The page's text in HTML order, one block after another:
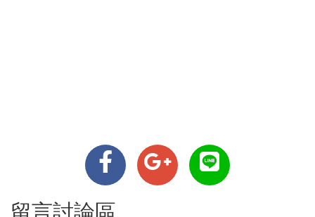
留言討論區